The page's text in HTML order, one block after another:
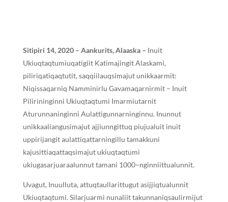
Sitipiri 14, 2020 – Aankurits, Alaaska – Inuit
Ukiuqtaqtumiuqatigiit Katimajingit Alaskami,
piliriqatiqaqtutit, saqqiilauqsimajut unikkaarmit:
Niqissaqarniq Namminirlu Gavamaqarnirmit – Inuit
Pilirininginni Ukiuqtaqtumi Imarmiutarnit
Aturunnaninginni Aulattigunnarninginnu. Inunnut
unikkaaliangusimajut ajjiunngittuq piujualuit inuit
uppirijangit aulattiqattarningillu tamakkuni
kajusittiaqattaqsimajut ukiuqtaqtumi
ukiugasarjuaraalunnut tamani 1000−nginniittualunnit.
Uvagut, Inuulluta, attuqtaullarittugut asijjiqtualunnit
Ukiuqtaqtumi. Silarjuarmi nunaliit takunnaniqsaulirmijut